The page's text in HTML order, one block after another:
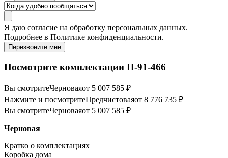
Я даю согласие на обработку персональных данных.
Подробнее в Политике конфиденциальности.
Перезвоните мне
Посмотрите комплектации П-91-466
Вы смотритеЧерноваяот 5 007 585 ₽
Нажмите и посмотритеПредчистоваяот 8 776 735 ₽
Вы смотритеЧерноваяот 5 007 585 ₽
Черновая
Кратко о комплектациях
Коробка дома